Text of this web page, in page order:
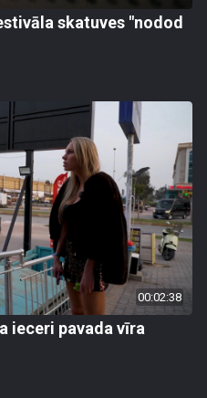
skatuves "nodod
00:02:38
ieceri pavada vīra